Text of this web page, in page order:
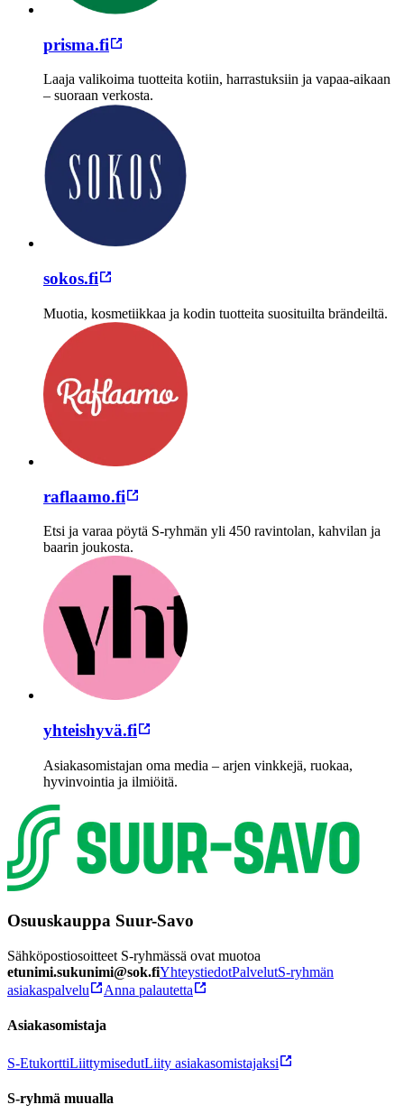
prisma.fi
Laaja valikoima tuotteita kotiin, harrastuksiin ja vapaa-aikaan
– suoraan verkosta.
sokos.fi
Muotia, kosmetiikkaa ja kodin tuotteita suosituilta brändeiltä.
raflaamo.fi
Etsi ja varaa pöytä S-ryhmän yli 450 ravintolan, kahvilan ja
baarin joukosta.
yhteishyvä.fi
Asiakasomistajan oma media – arjen vinkkejä, ruokaa,
hyvinvointia ja ilmiöitä.
Osuuskauppa Suur-Savo
Sähköpostiosoitteet S-ryhmässä ovat muotoa
etunimi.sukunimi@sok.fiYhteystiedotPalvelutS-ryhmän
asiakaspalvelu
Anna palautetta
Asiakasomistaja
S-EtukorttiLiittymisedutLiity asiakasomistajaksi
S-ryhmä muualla